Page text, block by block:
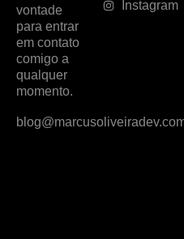
vontade
para entrar
em contato
comigo a
qualquer
momento.
Instagram